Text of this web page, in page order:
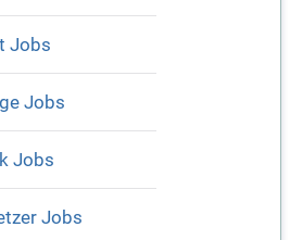
Jobs
Jobs
Jobs
Jobs